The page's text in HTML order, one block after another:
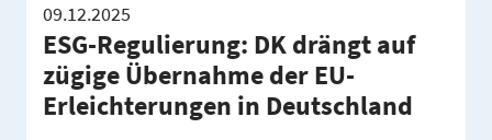
09.12.2025
ESG-Regulierung: DK drängt auf
zügige Übernahme der EU-
Erleichterungen in Deutschland